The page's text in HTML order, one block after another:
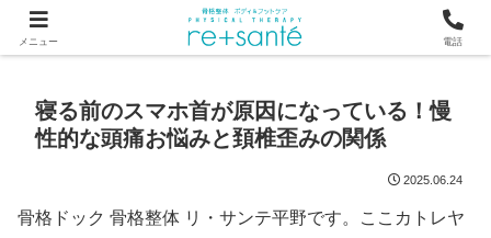
つらい首・肩こり・腰の痛みは、骨から見直す横浜市関内の整体
寝る前のスマホ首が原因になっている！慢
性的な頭痛お悩みと頚椎歪みの関係
2025.06.24
骨格ドック 骨格整体 リ・サンテ平野です。ここカトレヤ
メニュー 電話